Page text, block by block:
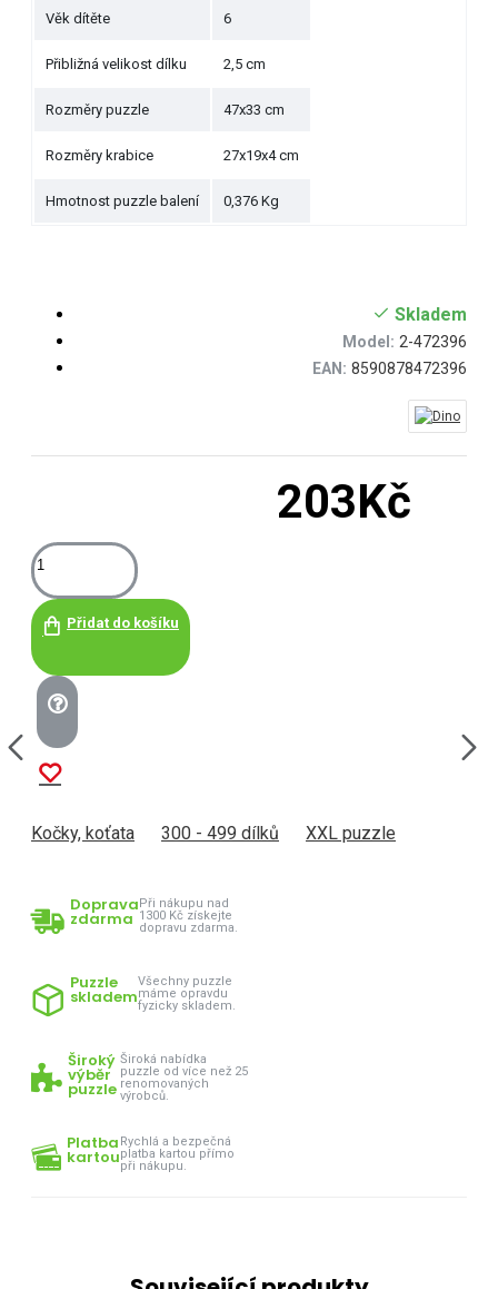
Věk dítěte 6
Přibližná velikost dílku 2,5 cm
Rozměry puzzle 47x33 cm
Rozměry krabice 27x19x4 cm
Hmotnost puzzle balení 0,376 Kg
203Kč
Skladem
Model: 2-472396
EAN: 8590878472396
Přidat do košíku
Kočky, koťata 300 - 499 dílků XXL puzzle
Doprava
zdarma
Při nákupu nad
1300 Kč získejte
dopravu zdarma.
Puzzle
skladem
Všechny puzzle
máme opravdu
fyzicky skladem.
Široký
výběr
puzzle
Široká nabídka
puzzle od více než 25
renomovaných
výrobců.
Platba
kartou
Rychlá a bezpečná
platba kartou přímo
při nákupu.